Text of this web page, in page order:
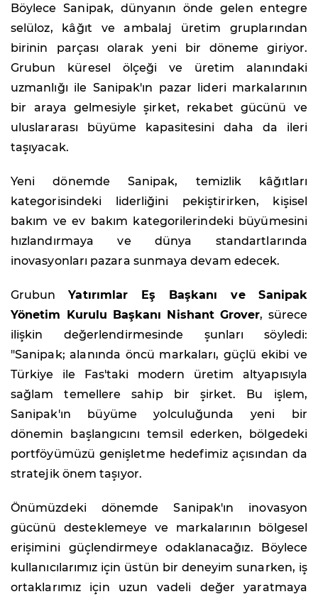
Böylece Sanipak, dünyanın önde gelen entegre
selüloz, kâğıt ve ambalaj üretim gruplarından
birinin parçası olarak yeni bir döneme giriyor.
Grubun küresel ölçeği ve üretim alanındaki
uzmanlığı ile Sanipak'ın pazar lideri markalarının
bir araya gelmesiyle şirket, rekabet gücünü ve
uluslararası büyüme kapasitesini daha da ileri
taşıyacak.
Yeni dönemde Sanipak, temizlik kâğıtları
kategorisindeki liderliğini pekiştirirken, kişisel
bakım ve ev bakım kategorilerindeki büyümesini
hızlandırmaya ve dünya standartlarında
inovasyonları pazara sunmaya devam edecek.
GrubunYatırımlar Eş Başkanı ve Sanipak
Yönetim Kurulu Başkanı Nishant Grover, sürece
ilişkin değerlendirmesinde şunları söyledi:
"Sanipak; alanında öncü markaları, güçlü ekibi ve
Türkiye ile Fas'taki modern üretim altyapısıyla
sağlam temellere sahip bir şirket. Bu işlem,
Sanipak'ın büyüme yolculuğunda yeni bir
dönemin başlangıcını temsil ederken, bölgedeki
portföyümüzü genişletme hedefimiz açısından da
stratejik önem taşıyor.
Önümüzdeki dönemde Sanipak'ın inovasyon
gücünü desteklemeye ve markalarının bölgesel
erişimini güçlendirmeye odaklanacağız. Böylece
kullanıcılarımız için üstün bir deneyim sunarken, iş
ortaklarımız için uzun vadeli değer yaratmaya